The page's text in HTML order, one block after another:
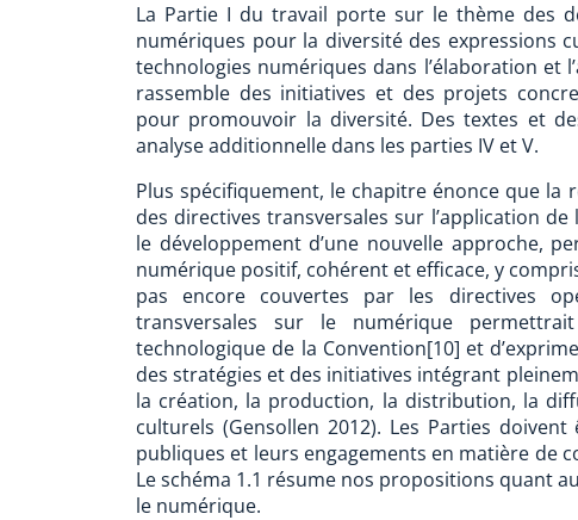
La Partie I du travail porte sur le thème des
numériques pour la diversité des expressions
technologies numériques dans l’élaboration et
rassemble des initiatives et des projets
pour promouvoir la diversité. Des textes et
analyse additionnelle dans les parties IV et V.
Plus spécifiquement, le chapitre énonce que
des directives transversales sur l’application
le développement d’une nouvelle approche,
numérique positif, cohérent et efficace, y
pas encore couvertes par les directives
transversales sur le numérique
technologique de la Convention[10] et
des stratégies et des initiatives intégrant
la création, la production, la distribution, la
culturels (Gensollen 2012). Les Parties
publiques et leurs engagements en matière de
Le schéma 1.1 résume nos propositions quant
le numérique.